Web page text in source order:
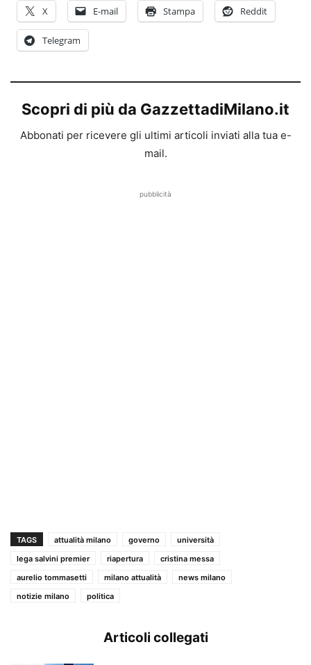
X E-mail Stampa Reddit
Telegram
Scopri di più da GazzettadiMilano.it
Abbonati per ricevere gli ultimi articoli inviati alla tua e-
mail.
pubblicità
TAGS attualità milano governo
università
lega salvini premier
riapertura
cristina messa
aurelio tommasetti
milano attualità
news milano
notizie milano
politica
Articoli collegati